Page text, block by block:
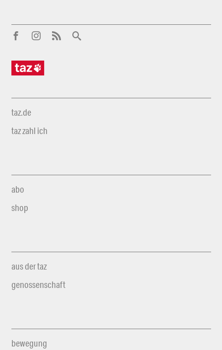
taz.de
taz zahl ich
abo
shop
aus der taz
genossenschaft
bewegung